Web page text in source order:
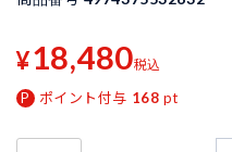
¥18,480税込
ポイント付与 168 pt